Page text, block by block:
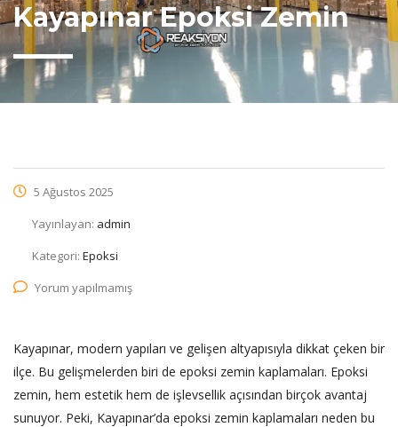
Kayapınar Epoksi Zemin
5 Ağustos 2025
Yayınlayan: admin
Kategori: Epoksi
Yorum yapılmamış
Kayapınar, modern yapıları ve gelişen altyapısıyla dikkat çeken bir
ilçe. Bu gelişmelerden biri de epoksi zemin kaplamaları. Epoksi
zemin, hem estetik hem de işlevsellik açısından birçok avantaj
sunuyor. Peki, Kayapınar’da epoksi zemin kaplamaları neden bu